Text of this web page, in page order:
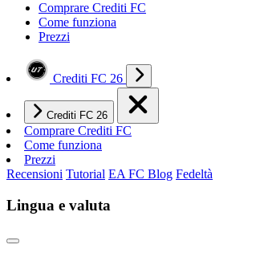
Comprare Crediti FC
Come funziona
Prezzi
Crediti FC 26
Crediti FC 26
Comprare Crediti FC
Come funziona
Prezzi
Recensioni Tutorial EA FC Blog Fedeltà
Lingua e valuta